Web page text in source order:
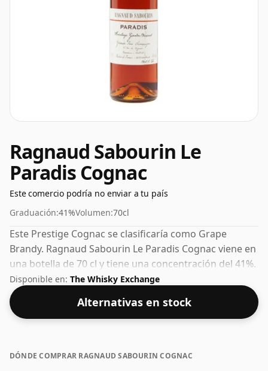
Ragnaud Sabourin Le
Paradis Cognac
Este comercio podría no enviar a tu país
Graduación:41%Volumen:70cl
Este Prestige Cognac se clasificaría como Grape
Brandy. Ragnaud Sabourin Le Paradis Cognac viene en
una botella de 70 cl y tiene una concentración del 41%.
Disponible en: The Whisky Exchange
Alternativas en stock
DÓNDE COMPRAR RAGNAUD SABOURIN COGNAC